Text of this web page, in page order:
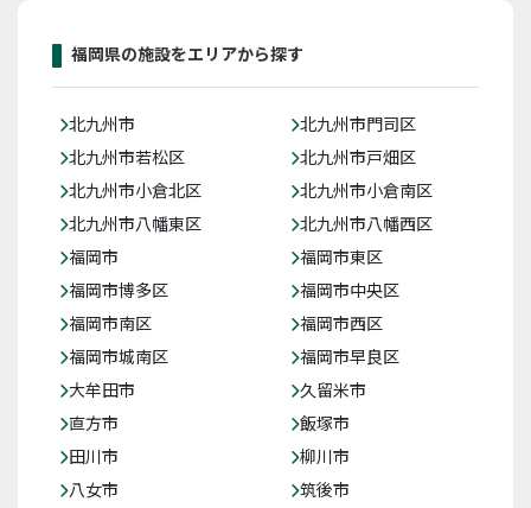
福岡県の施設をエリアから探す
北九州市
北九州市門司区
北九州市若松区
北九州市戸畑区
北九州市小倉北区
北九州市小倉南区
北九州市八幡東区
北九州市八幡西区
福岡市
福岡市東区
福岡市博多区
福岡市中央区
福岡市南区
福岡市西区
福岡市城南区
福岡市早良区
大牟田市
久留米市
直方市
飯塚市
田川市
柳川市
八女市
筑後市